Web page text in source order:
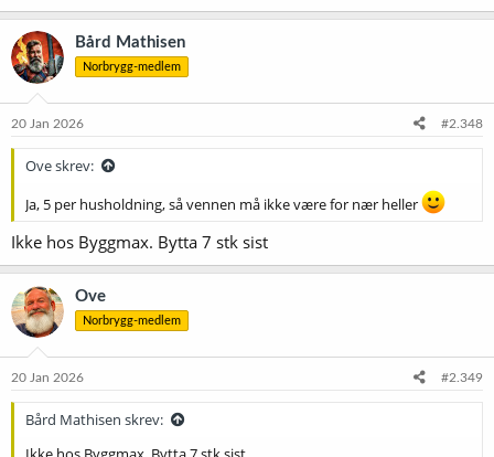
Bård Mathisen
Norbrygg-medlem
20 Jan 2026 #2.348
Ove skrev:
Ja, 5 per husholdning, så vennen må ikke være for nær heller
Ikke hos Byggmax. Bytta 7 stk sist
Ove
Norbrygg-medlem
20 Jan 2026 #2.349
Bård Mathisen skrev: